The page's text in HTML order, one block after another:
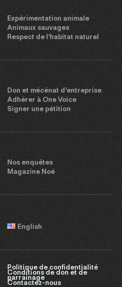
Expérimentation animale
Animaux sauvages
Respect de l’habitat naturel
Don et mécénat d’entreprise
Adhérer à One Voice
Signer une pétition
Nos enquêtes
Magazine Noé
English
Politique de confidentialité
Conditions de don et de
parrainage
Contactez-nous